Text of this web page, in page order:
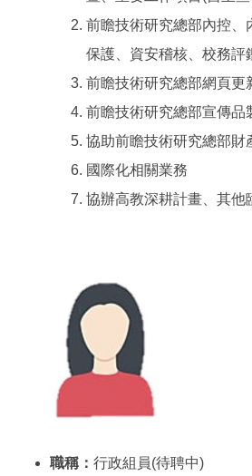
前瞻技術研究總部內控、
保護、資安稽核、校務評
前瞻技術研究總部網頁更
前瞻技術研究總部宣傳品
協助前瞻技術研究總部財
國際化相關業務
協辦高教深耕計畫、其他
職稱： 行政組員(待聘中)